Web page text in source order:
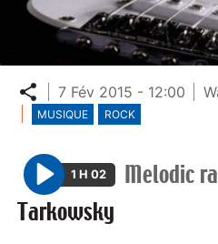
Partager
7 Fév 2015 - 12:00
MUSIQUE ROCK
P
l
1 H 02 Melodic
Tarkowsky